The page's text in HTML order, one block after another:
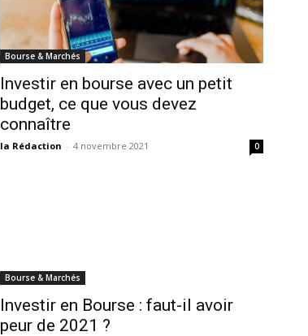
Bourse & Marchés
Investir en bourse avec un petit
budget, ce que vous devez
connaître
la Rédaction - 4 novembre 2021 0
Bourse & Marchés
Investir en Bourse : faut-il avoir
peur de 2021 ?